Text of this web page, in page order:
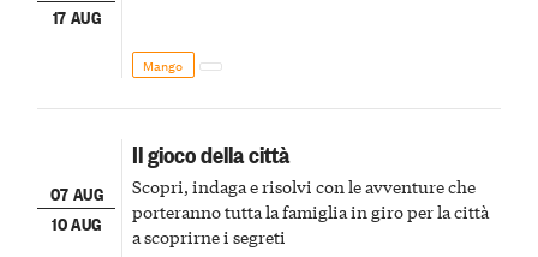
17 AUG
Mango
07 AUG
10 AUG
Il gioco della città
Scopri, indaga e risolvi con le avventure che
porteranno tutta la famiglia in giro per la città
a scoprirne i segreti